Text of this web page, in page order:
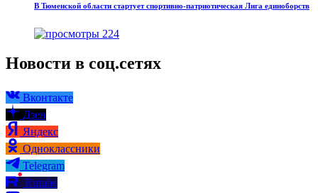
В Тюменской области стартует спортивно-патриотическая Лига единоборств
224
Новости в соц.сетях
Вконтакте
Дзен
Яндекс
Одноклассники
Telegram
Rutube